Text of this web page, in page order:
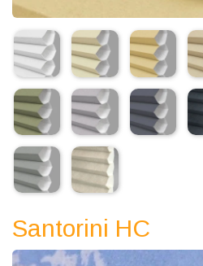
Santorini HC